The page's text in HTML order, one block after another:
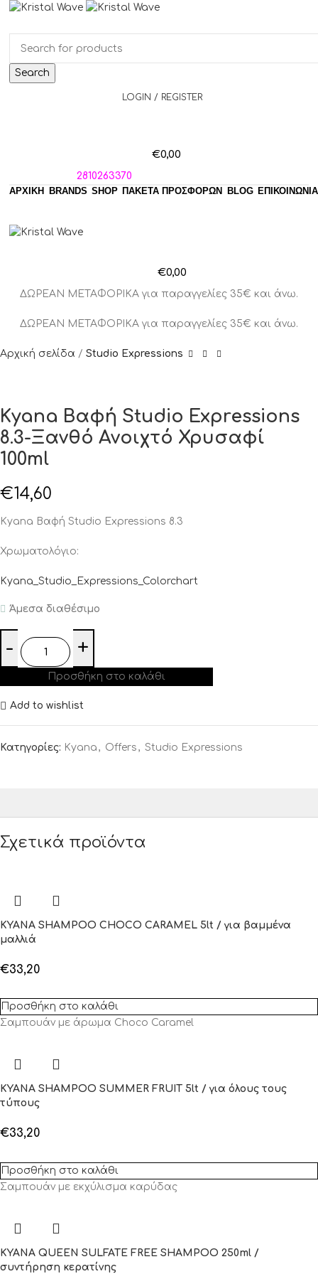
Search
LOGIN / REGISTER
€0,00
2810263370
ΑΡΧΙΚΗ
BRANDS SHOP ΠΑΚΈΤΑ ΠΡΟΣΦΟΡΏΝ BLOG ΕΠΙΚΟΙΝΩΝΙΑ
€0,00
ΔΩΡΕΑΝ ΜΕΤΑΦΟΡΙΚΑ για παραγγελίες 35€ και άνω.
ΔΩΡΕΑΝ ΜΕΤΑΦΟΡΙΚΑ για παραγγελίες 35€ και άνω.
Αρχική σελίδα Studio Expressions
Kyana Βαφή Studio Expressions
8.3-Ξανθό Ανοιχτό Χρυσαφί
100ml
€14,60
Kyana Βαφή Studio Expressions 8.3
Χρωματολόγιο:
Kyana_Studio_Expressions_Colorchart
Άμεσα διαθέσιμο
Προσθήκη στο καλάθι
Add to wishlist
Κατηγορίες: Kyana , Offers , Studio Expressions
Σχετικά προϊόντα
KYANA SHAMPOO CHOCO CARAMEL 5lt / για βαμμένα
μαλλιά
€33,20
Προσθήκη στο καλάθι
Σαμπουάν με άρωμα Choco Caramel
KYANA SHAMPOO SUMMER FRUIT 5lt / για όλους τους
τύπους
€33,20
Προσθήκη στο καλάθι
Σαμπουάν με εκχύλισμα καρύδας
KYANA QUEEN SULFATE FREE SHAMPOO 250ml /
συντήρηση κερατίνης